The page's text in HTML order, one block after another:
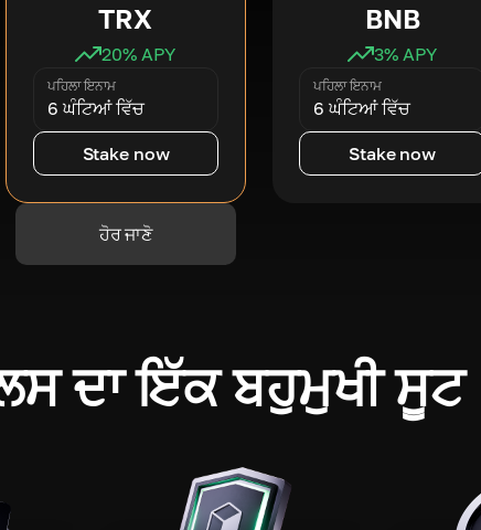
TRX
20% APY
ਪਹਿਲਾ ਇਨਾਮ
6 ਘੰਟਿਆਂ ਵਿੱਚ
Stake now
BNB
3% APY
ਪਹਿਲਾ ਇਨਾਮ
6 ਘੰਟਿਆਂ ਵਿੱਚ
Stake now
ਹੋਰ ਜਾਣੋ
ਦਾ ਇੱਕ ਬਹੁਮੁਖੀ ਸੂਟ